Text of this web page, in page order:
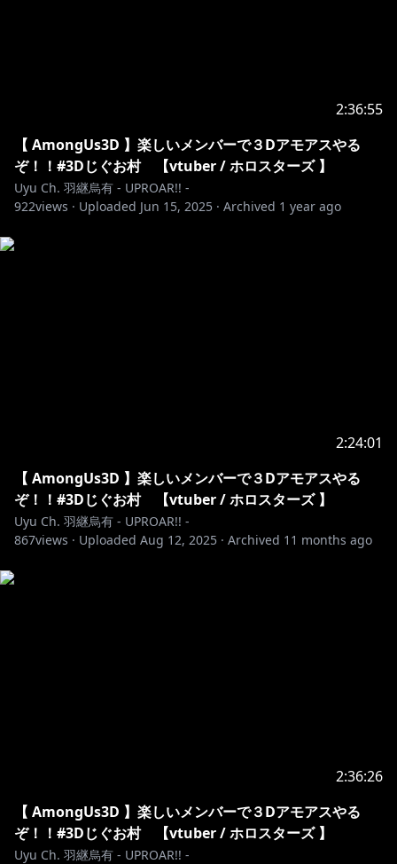
2:36:55
【 AmongUs3D 】楽しいメンバーで３Dアモアスやる
ぞ！！#3Dじぐお村 【vtuber / ホロスターズ 】
Uyu Ch. 羽継烏有 - UPROAR!! -
922views · Uploaded Jun 15, 2025 · Archived 1 year ago
2:24:01
【 AmongUs3D 】楽しいメンバーで３Dアモアスやる
ぞ！！#3Dじぐお村 【vtuber / ホロスターズ 】
Uyu Ch. 羽継烏有 - UPROAR!! -
867views · Uploaded Aug 12, 2025 · Archived 11 months ago
2:36:26
【 AmongUs3D 】楽しいメンバーで３Dアモアスやる
ぞ！！#3Dじぐお村 【vtuber / ホロスターズ 】
Uyu Ch. 羽継烏有 - UPROAR!! -